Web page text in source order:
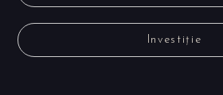
Investiție